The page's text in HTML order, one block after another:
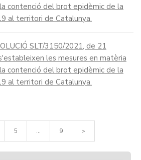
contenció del brot epidèmic de la
al territori de Catalunya.
SLT/3150/2021, de 21
les mesures en matèria
contenció del brot epidèmic de la
al territori de Catalunya.
5 ... 9 >